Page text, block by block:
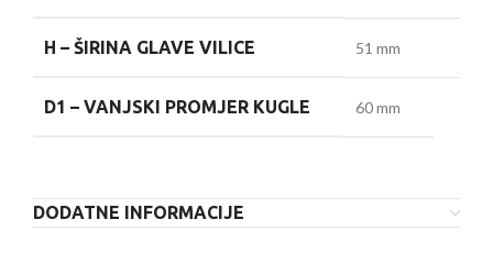
H – ŠIRINA GLAVE VILICE 51 mm
D1 – VANJSKI PROMJER KUGLE 60 mm
DODATNE INFORMACIJE